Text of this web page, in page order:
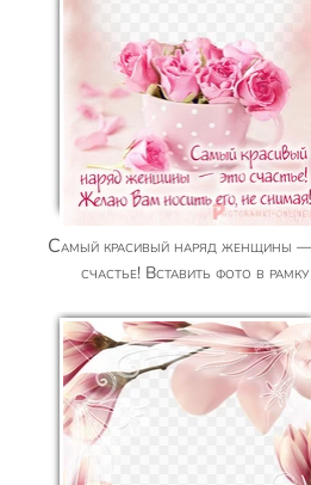
Самый красивый наряд женщины — это
счастье! Вставить фото в рамку